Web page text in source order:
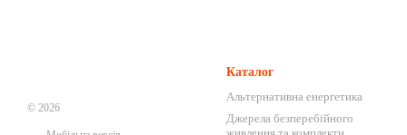
© 2026
Каталог
Альтернативна енергетика
Джерела безперебійного